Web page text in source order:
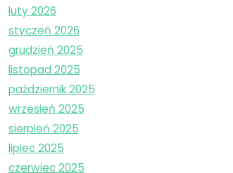
luty 2026
styczeń 2026
grudzień 2025
listopad 2025
październik 2025
wrzesień 2025
sierpień 2025
lipiec 2025
czerwiec 2025